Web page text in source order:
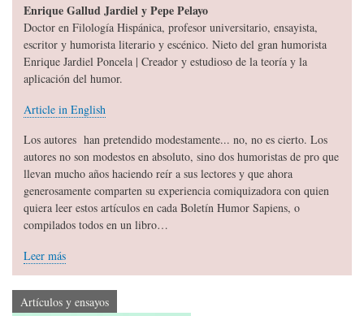
Enrique Gallud Jardiel y Pepe Pelayo
Doctor en Filología Hispánica, profesor universitario, ensayista,
escritor y humorista literario y escénico. Nieto del gran humorista
Enrique Jardiel Poncela | Creador y estudioso de la teoría y la
aplicación del humor.
Article in English
Los autores han pretendido modestamente... no, no es cierto. Los
autores no son modestos en absoluto, sino dos humoristas de pro que
llevan mucho años haciendo reír a sus lectores y que ahora
generosamente comparten su experiencia comiquizadora con quien
quiera leer estos artículos en cada Boletín Humor Sapiens, o
compilados todos en un libro…
Leer más
Artículos y ensayos